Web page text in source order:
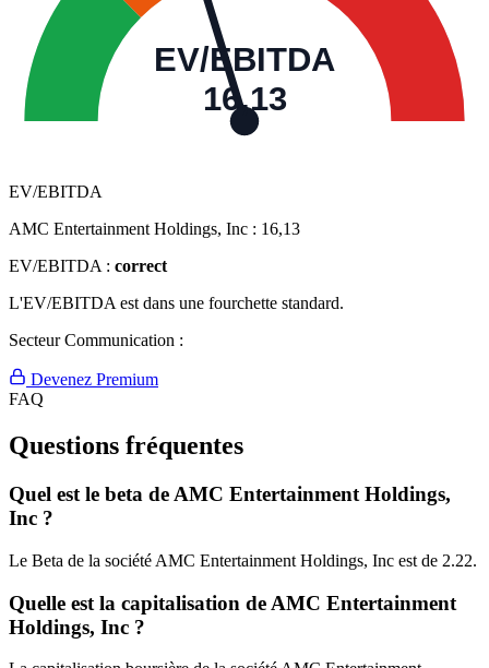
EV/EBITDA
16,13
EV/EBITDA
AMC Entertainment Holdings, Inc : 16,13
EV/EBITDA : correct
L'EV/EBITDA est dans une fourchette standard.
Secteur Communication :
Devenez Premium
FAQ
Questions fréquentes
Quel est le beta de AMC Entertainment Holdings,
Inc ?
Le Beta de la société AMC Entertainment Holdings, Inc est de 2.22.
Quelle est la capitalisation de AMC Entertainment
Holdings, Inc ?